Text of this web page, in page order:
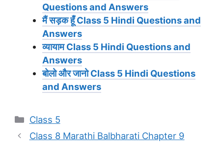
Questions and Answers
मैं सड़क हूँ Class 5 Hindi Questions and
Answers
व्यायाम Class 5 Hindi Questions and
Answers
बोलो और जानो Class 5 Hindi Questions
and Answers
Categories
Class 5
Class 8 Marathi Balbharati Chapter 9